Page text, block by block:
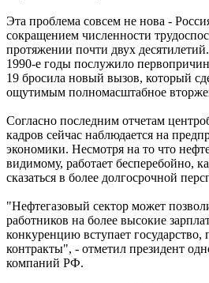
Эта проблема совсем не нова -
сокращением численности
протяжении почти двух
1990-е годы послужило
19 бросила новый вызов, который
ощутимым полномасштабное
Согласно последним отчетам
кадров сейчас наблюдается на
экономики. Несмотря на то что
видимому, работает бесперебойно,
сказаться в более долгосрочной
"Нефтегазовый сектор может
работников на более высокие
конкуренцию вступает государство,
контракты", - отметил президент
компаний РФ.